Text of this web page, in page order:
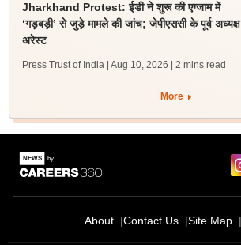
Jharkhand Protest: ईडी ने शुरू की एग्जाम में
‘गड़बड़ी’ से जुड़े मामले की जांच; जेपीएससी के पूर्व अध्यक्ष
अरेस्ट
Press Trust of India | Aug 10, 2026 | 2 mins read
More
About Contact Us Site Map